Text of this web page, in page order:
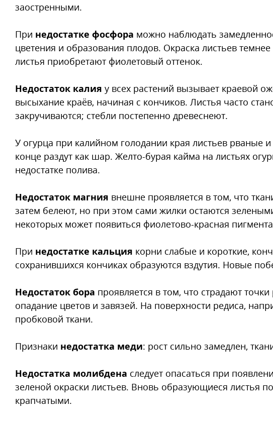
заостренными.
При недостатке фосфора можно наблюдать
цветения и образования плодов. Окраска листьев
листья приобретают фиолетовый оттенок.
Недостаток калия у всех растений вызывает краевой
высыхание краёв, начиная с кончиков. Листья часто
закручиваются; стебли постепенно древеснеют.
У огурца при калийном голодании края листьев рваные
конце раздут как шар. Желто-бурая кайма на листьях
недостатке полива.
Недостаток магния внешне проявляется в том, что
затем белеют, но при этом сами жилки остаются
некоторых может появиться фиолетово-красная
При недостатке кальция корни слабые и короткие,
сохранившихся кончиках образуются вздутия. Новые
Недостаток бора проявляется в том, что страдают
опадание цветов и завязей. На по­верх­нос­ти редиса,
пробковой ткани.
Признаки недостатка меди: рост сильно замедлен,
Недостатка молибдена следует опасаться при
зеленой окраски листьев. Вновь образующиеся листья
крапчатыми.